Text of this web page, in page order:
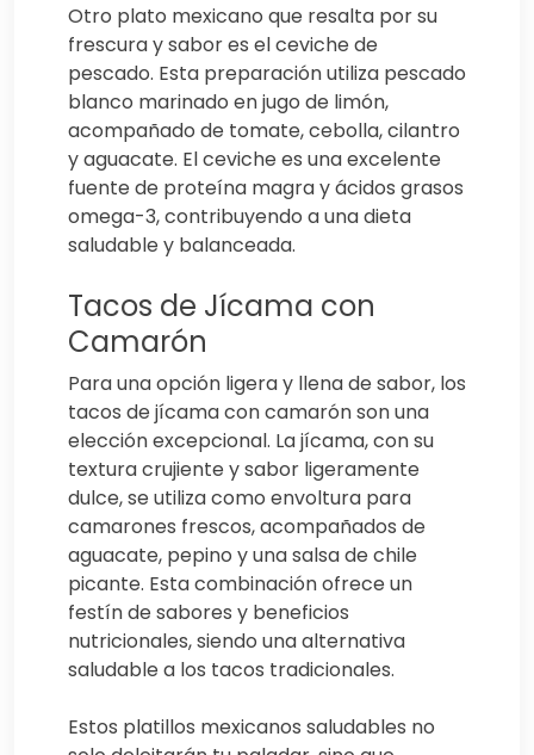
Otro plato mexicano que resalta por su
frescura y sabor es el ceviche de
pescado. Esta preparación utiliza pescado
blanco marinado en jugo de limón,
acompañado de tomate, cebolla, cilantro
y aguacate. El ceviche es una excelente
fuente de proteína magra y ácidos grasos
omega-3, contribuyendo a una dieta
saludable y balanceada.
Tacos de Jícama con
Camarón
Para una opción ligera y llena de sabor, los
tacos de jícama con camarón son una
elección excepcional. La jícama, con su
textura crujiente y sabor ligeramente
dulce, se utiliza como envoltura para
camarones frescos, acompañados de
aguacate, pepino y una salsa de chile
picante. Esta combinación ofrece un
festín de sabores y beneficios
nutricionales, siendo una alternativa
saludable a los tacos tradicionales.
Estos platillos mexicanos saludables no